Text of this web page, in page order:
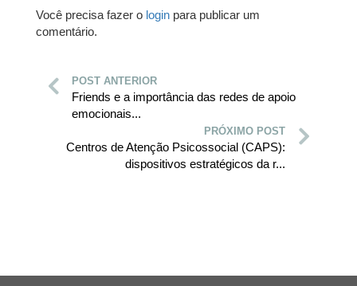
Você precisa fazer o login para publicar um
comentário.
POST ANTERIOR
Friends e a importância das redes de apoio
emocionais...
PRÓXIMO POST
Centros de Atenção Psicossocial (CAPS):
dispositivos estratégicos da r...